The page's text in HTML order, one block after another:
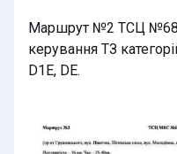
Маршрут №2 ТСЦ
керування ТЗ
D1E, DE.